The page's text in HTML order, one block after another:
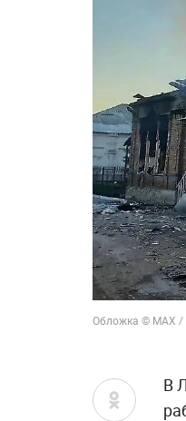
Обложка © МАХ /
В